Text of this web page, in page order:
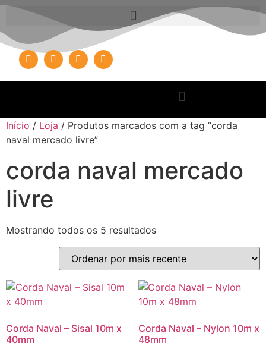
Início / Loja / Produtos marcados com a tag “corda
naval mercado livre”
corda naval mercado
livre
Mostrando todos os 5 resultados
Corda Naval – Sisal 10m x
40mm
Corda Naval – Nylon 10m x
48mm